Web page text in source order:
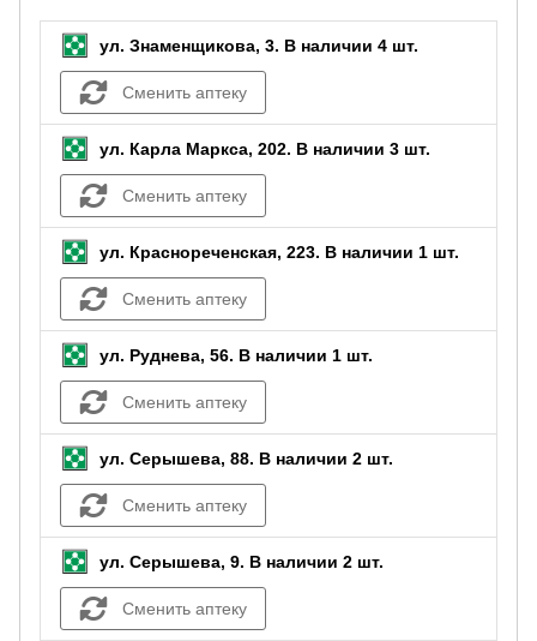
ул. Знаменщикова, 3. В наличии 4 шт.
Сменить аптеку
ул. Карла Маркса, 202. В наличии 3 шт.
Сменить аптеку
ул. Краснореченская, 223. В наличии 1 шт.
Сменить аптеку
ул. Руднева, 56. В наличии 1 шт.
Сменить аптеку
ул. Серышева, 88. В наличии 2 шт.
Сменить аптеку
ул. Серышева, 9. В наличии 2 шт.
Сменить аптеку